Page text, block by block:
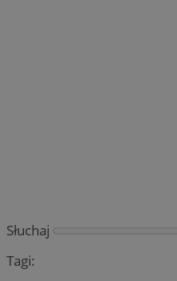
Słuchaj
Tagi: